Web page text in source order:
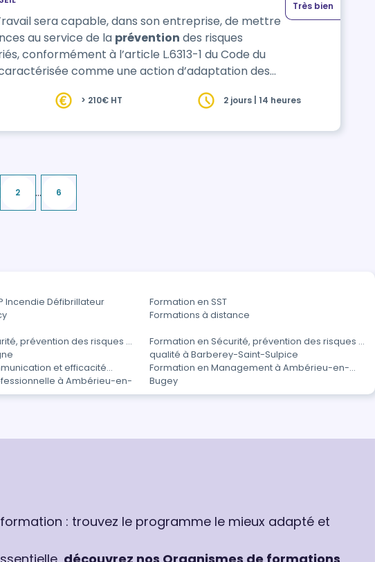
sera capable, dans son entreprise, de mettre
au service de la prévention des risques
comme une action d’adaptation des
Très bien
> 210€ HT 2 jours | 14 heures
2 ... 6
Incendie Défibrillateur
Formation en SST
Formations à distance
prévention des risques et
Formation en Sécurité, prévention des risques et
qualité à Barberey-Saint-Sulpice
et efficacité
à Ambérieu-en-
Formation en Management à Ambérieu-en-
Bugey
: trouvez le programme le mieux adapté et